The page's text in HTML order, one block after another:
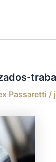
Passaretti /